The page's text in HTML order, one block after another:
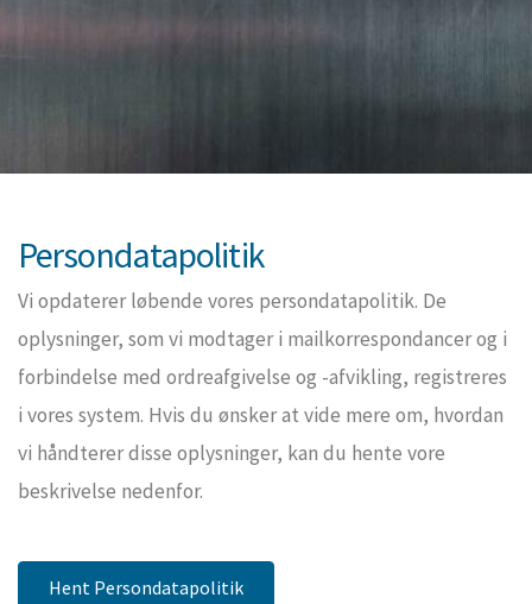
Persondatapolitik
Vi opdaterer løbende vores persondatapolitik. De
oplysninger, som vi modtager i mailkorrespondancer og i
forbindelse med ordreafgivelse og -afvikling, registreres
i vores system. Hvis du ønsker at vide mere om, hvordan
vi håndterer disse oplysninger, kan du hente vore
beskrivelse nedenfor.
Hent Persondatapolitik